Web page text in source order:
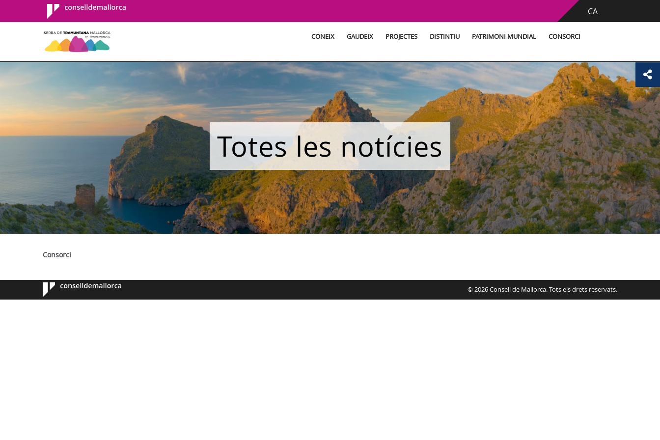
Consell de
Mallorca
CA
CONEIX GAUDEIX PROJECTES DISTINTIU PATRIMONI MUNDIAL CONSORCI
Totes les notícies
Consorci
Consell de
Mallorca
© 2026 Consell de Mallorca. Tots els drets reservats.